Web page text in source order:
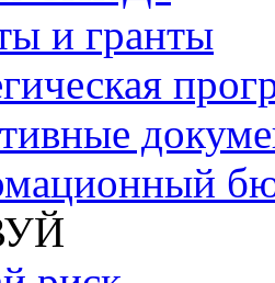
и гранты